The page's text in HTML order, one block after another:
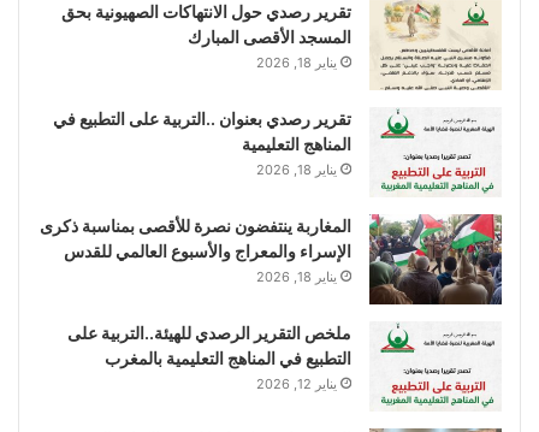
تقرير رصدي حول الانتهاكات الصهيونية بحق
المسجد الأقصى المبارك
يناير 18, 2026
تقرير رصدي بعنوان ..التربية على التطبيع في
المناهج التعليمية
يناير 18, 2026
المغاربة ينتفضون نصرة للأقصى بمناسبة ذكرى
الإسراء والمعراج والأسبوع العالمي للقدس
يناير 18, 2026
ملخص التقرير الرصدي للهيئة..التربية على
التطبيع في المناهج التعليمية بالمغرب
يناير 12, 2026